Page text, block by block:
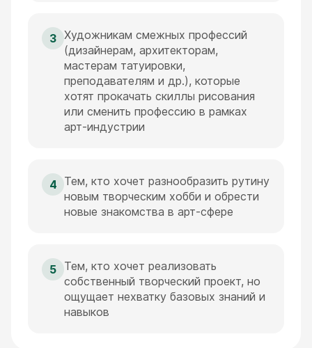
3 Художникам смежных профессий
(дизайнерам, архитекторам,
мастерам татуировки,
преподавателям и др.), которые
хотят прокачать скиллы рисования
или сменить профессию в рамках
арт-индустрии
4 Тем, кто хочет разнообразить рутину
новым творческим хобби и обрести
новые знакомства в арт-сфере
5 Тем, кто хочет реализовать
собственный творческий проект, но
ощущает нехватку базовых знаний и
навыков